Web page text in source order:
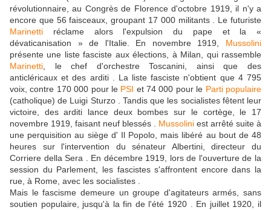
révolutionnaire, au Congrès de Florence d'octobre 1919, il n'y a
encore que 56 faisceaux, groupant 17 000 militants . Le futuriste
Marinetti réclame alors l'expulsion du pape et la «
dévaticanisation » de l'Italie. En novembre 1919, Mussolini
présente une liste fasciste aux élections, à Milan, qui rassemble
Marinetti, le chef d'orchestre Toscanini, ainsi que des
anticléricaux et des arditi . La liste fasciste n'obtient que 4 795
voix, contre 170 000 pour le PSI et 74 000 pour le Parti populaire
(catholique) de Luigi Sturzo . Tandis que les socialistes fêtent leur
victoire, des arditi lance deux bombes sur le cortège, le 17
novembre 1919, faisant neuf blessés . Mussolini est arrêté suite à
une perquisition au siège d' Il Popolo, mais libéré au bout de 48
heures sur l'intervention du sénateur Albertini, directeur du
Corriere della Sera . En décembre 1919, lors de l'ouverture de la
session du Parlement, les fascistes s'affrontent encore dans la
rue, à Rome, avec les socialistes .
Mais le fascisme demeure un groupe d'agitateurs armés, sans
soutien populaire, jusqu'à la fin de l'été 1920 . En juillet 1920, il